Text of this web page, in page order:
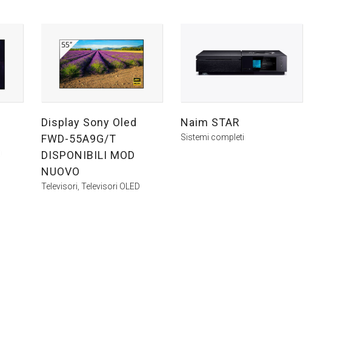
Display Sony Oled
FWD-55A9G/T
DISPONIBILI MOD
NUOVO
Televisori Televisori OLED
Naim STAR
Sistemi completi